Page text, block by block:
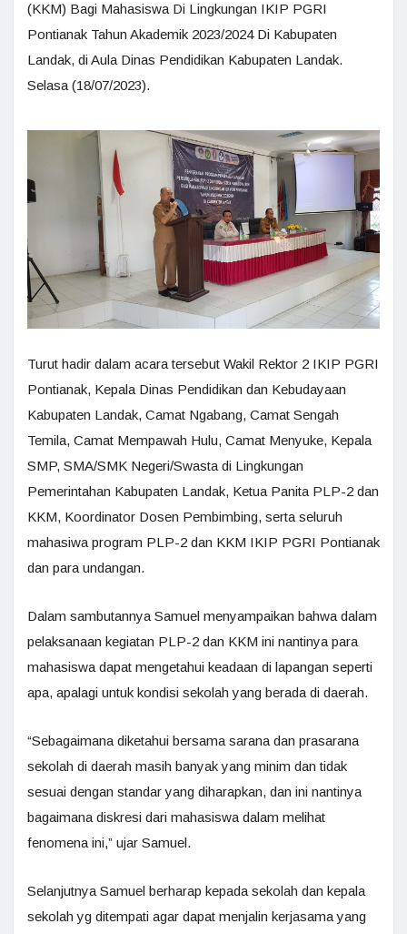
(KKM) Bagi Mahasiswa Di Lingkungan IKIP PGRI
Pontianak Tahun Akademik 2023/2024 Di Kabupaten
Landak, di Aula Dinas Pendidikan Kabupaten Landak.
Selasa (18/07/2023).
Turut hadir dalam acara tersebut Wakil Rektor 2 IKIP PGRI
Pontianak, Kepala Dinas Pendidikan dan Kebudayaan
Kabupaten Landak, Camat Ngabang, Camat Sengah
Temila, Camat Mempawah Hulu, Camat Menyuke, Kepala
SMP, SMA/SMK Negeri/Swasta di Lingkungan
Pemerintahan Kabupaten Landak, Ketua Panita PLP-2 dan
KKM, Koordinator Dosen Pembimbing, serta seluruh
mahasiwa program PLP-2 dan KKM IKIP PGRI Pontianak
dan para undangan.
Dalam sambutannya Samuel menyampaikan bahwa dalam
pelaksanaan kegiatan PLP-2 dan KKM ini nantinya para
mahasiswa dapat mengetahui keadaan di lapangan seperti
apa, apalagi untuk kondisi sekolah yang berada di daerah.
“Sebagaimana diketahui bersama sarana dan prasarana
sekolah di daerah masih banyak yang minim dan tidak
sesuai dengan standar yang diharapkan, dan ini nantinya
bagaimana diskresi dari mahasiswa dalam melihat
fenomena ini,” ujar Samuel.
Selanjutnya Samuel berharap kepada sekolah dan kepala
sekolah yg ditempati agar dapat menjalin kerjasama yang